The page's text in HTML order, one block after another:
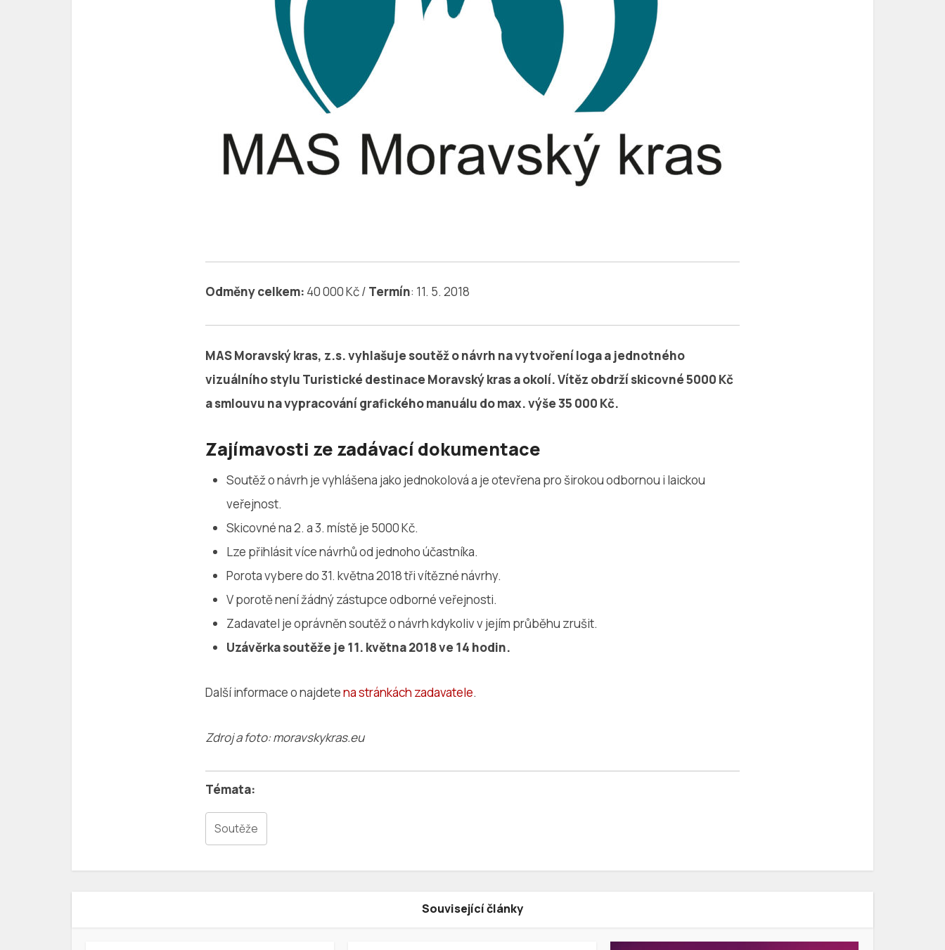
Odměny celkem: 40 000 Kč / Termín: 11. 5. 2018
MAS Moravský kras, z.s. vyhlašuje soutěž o návrh na vytvoření loga a jednotného
vizuálního stylu Turistické destinace Moravský kras a okolí. Vítěz obdrží skicovné 5000 Kč
a smlouvu na vypracování grafického manuálu do max. výše 35 000 Kč.
Zajímavosti ze zadávací dokumentace
Soutěž o návrh je vyhlášena jako jednokolová a je otevřena pro širokou odbornou i laickou
veřejnost.
Skicovné na 2. a 3. místě je 5000 Kč.
Lze přihlásit více návrhů od jednoho účastníka.
Porota vybere do 31. května 2018 tři vítězné návrhy.
V porotě není žádný zástupce odborné veřejnosti.
Zadavatel je oprávněn soutěž o návrh kdykoliv v jejím průběhu zrušit.
Uzávěrka soutěže je 11. května 2018 ve 14 hodin.
Další informace o najdetena stránkách zadavatele.
Zdroj a foto: moravskykras.eu
Soutěže
Související články